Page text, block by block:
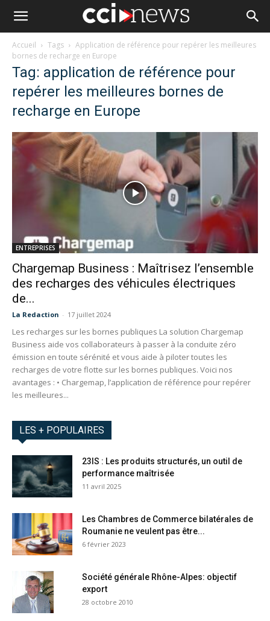
Accueil Tags
Application de référence pour repérer les meilleures
bornes de recharge en Europe
Tag: application de référence pour
repérer les meilleures bornes de
recharge en Europe
ENTREPRISES
Chargemap Business : Maîtrisez l’ensemble
des recharges des véhicules électriques
de...
La Redaction - 17 juillet 2024
Les recharges sur les bornes publiques La solution Chargemap
Business aide vos collaborateurs à passer à la conduite zéro
émission en toute sérénité et vous aide à piloter toutes les
recharges de votre flotte sur les bornes publiques. Voici nos
avantages : • Chargemap, l’application de référence pour repérer
les meilleures...
LES + POPULAIRES
23IS : Les produits structurés, un outil de
performance maîtrisée
11 avril 2025
Les Chambres de Commerce bilatérales de
Roumanie ne veulent pas être...
6 février 2023
Société générale Rhône-Alpes: objectif
export
28 octobre 2010